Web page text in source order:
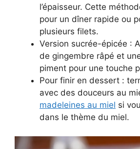
l’épaisseur. Cette
pour un dîner rapide ou
plusieurs filets.
Version sucrée-épicée :
de gingembre râpé et
piment pour une touche
Pour finir en dessert :
avec des douceurs au
madeleines au miel si
dans le thème du miel.